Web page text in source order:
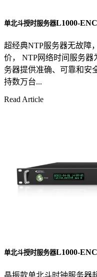
单北斗授时服务器L1000-
超经典NTP服务器无故障
价， NTP网络时间服务
务器提供准确、可靠和安
持数万台...
Read Article
单北斗授时服务器L1000-
晶振款单北斗时钟服务器